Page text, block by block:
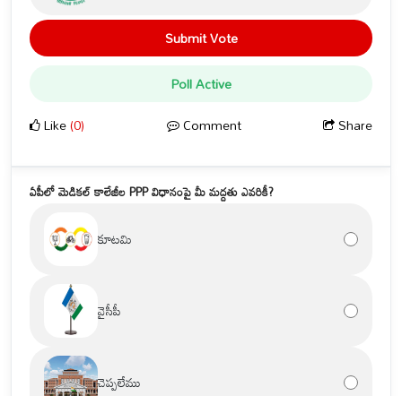
Submit Vote
Poll Active
Like(0) Comment Share
ఏపీలో మెడికల్ కాలేజీల PPP విధానంపై మీ మద్దతు ఎవరికీ?
కూటమి
వైసీపీ
చెప్పలేము